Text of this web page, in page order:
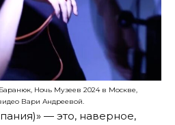
Ночь Музеев 2024 в Москве,
Вари Андреевой.
— это, наверное,